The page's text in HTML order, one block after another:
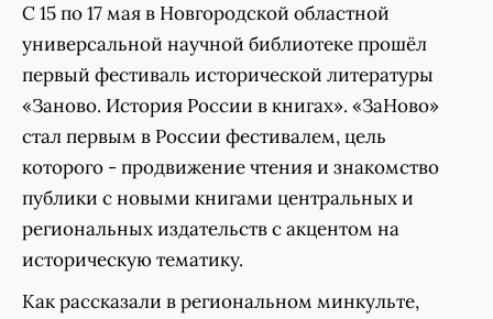
С 15 по 17 мая в Новгородской областной
универсальной научной библиотеке прошёл
первый фестиваль исторической литературы
«Заново. История России в книгах». «ЗаНово»
стал первым в России фестивалем, цель
которого - продвижение чтения и знакомство
публики с новыми книгами центральных и
региональных издательств с акцентом на
историческую тематику.
Как рассказали в региональном минкульте,